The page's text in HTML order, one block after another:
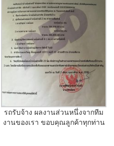
รถรับจ้าง ผลงานส่วนหนึ่งจากทีม
งานของเรา ขอบคุณลูกค้าทุกท่าน